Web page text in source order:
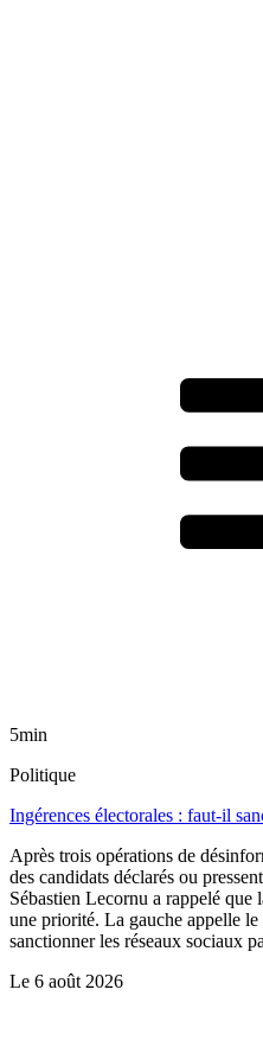
5min
Politique
Ingérences électorales : faut-il
Après trois opérations de
des candidats déclarés ou
Sébastien Lecornu a rappelé que
une priorité. La gauche appelle
sanctionner les réseaux sociaux
Le 6 août 2026